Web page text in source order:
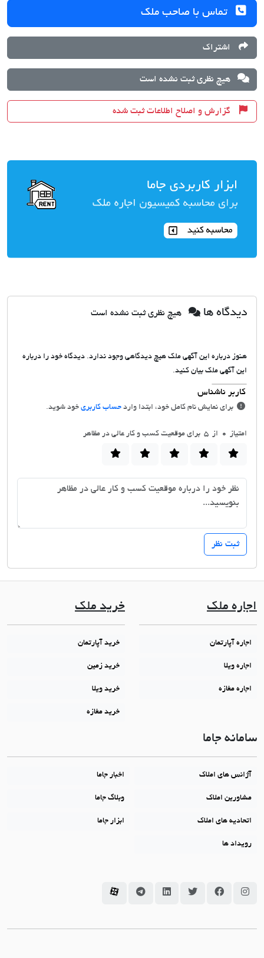
تماس با صاحب ملک
اشتراک
هیچ نظری ثبت نشده است
گزارش و اصلاح اطلاعات ثبت شده
دیدگاه ها هیچ نظری ثبت نشده است
هنوز درباره این آگهی ملک هیچ دیدگاهی وجود ندارد. دیدگاه خود را درباره
این آگهی ملک بیان کنید.
برای نمایش نام کامل خود، ابتدا وارد حساب کاربری خود شوید.
امتیاز 0 از 5 برای موقعیت کسب و کار عالی در مظاهر
اجاره ملک
اجاره آپارتمان
اجاره ویلا
اجاره مغازه
خرید ملک
خرید آپارتمان
خرید زمین
خرید ویلا
خرید مغازه
سامانه جاما
آژانس های املاک اخبار جاما
مشاورین املاک وبلاگ جاما
اتحادیه های املاک ابزار جاما
رویداد ها
سامانه جاما در اینستاگرام
سامانه جاما در فیسبوک
سامانه جاما در توئیتر
سامانه جاما در لینکداین
سامانه جاما در تلگرام
سامانه جاما در آپارات